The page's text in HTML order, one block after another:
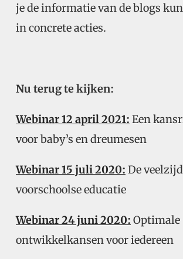
je de informatie van de blogs
in concrete acties.
Nu terug te kijken:
Webinar 12 april 2021: Een
voor baby’s en dreumesen
Webinar 15 juli 2020: De
voorschoolse educatie
Webinar 24 juni 2020: Optimale
ontwikkelkansen voor iedereen